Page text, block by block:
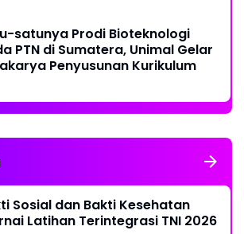
satunya Prodi Bioteknologi
PTN di Sumatera, Unimal Gelar
Penyusunan Kurikulum
Sosial dan Bakti Kesehatan
Latihan Terintegrasi TNI 2026